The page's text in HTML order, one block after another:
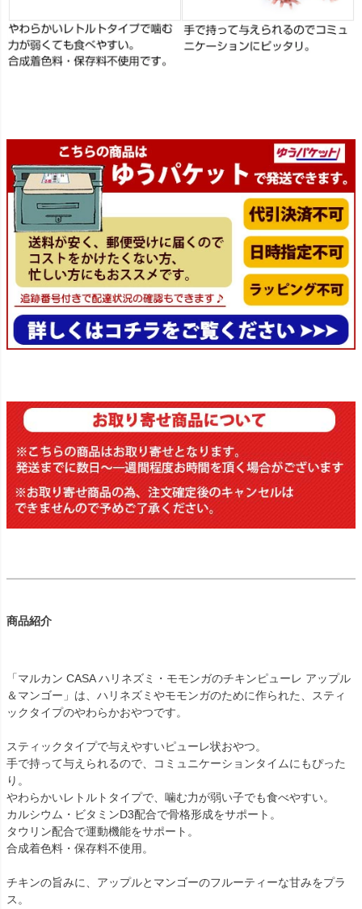
商品紹介
「マルカン CASA ハリネズミ・モモンガのチキンピューレ アップル
＆マンゴー」は、ハリネズミやモモンガのために作られた、スティ
ックタイプのやわらかおやつです。
スティックタイプで与えやすいピューレ状おやつ。
手で持って与えられるので、コミュニケーションタイムにもぴった
り。
やわらかいレトルトタイプで、噛む力が弱い子でも食べやすい。
カルシウム・ビタミンD3配合で骨格形成をサポート。
タウリン配合で運動機能をサポート。
合成着色料・保存料不使用。
チキンの旨みに、アップルとマンゴーのフルーティーな甘みをプラ
ス。